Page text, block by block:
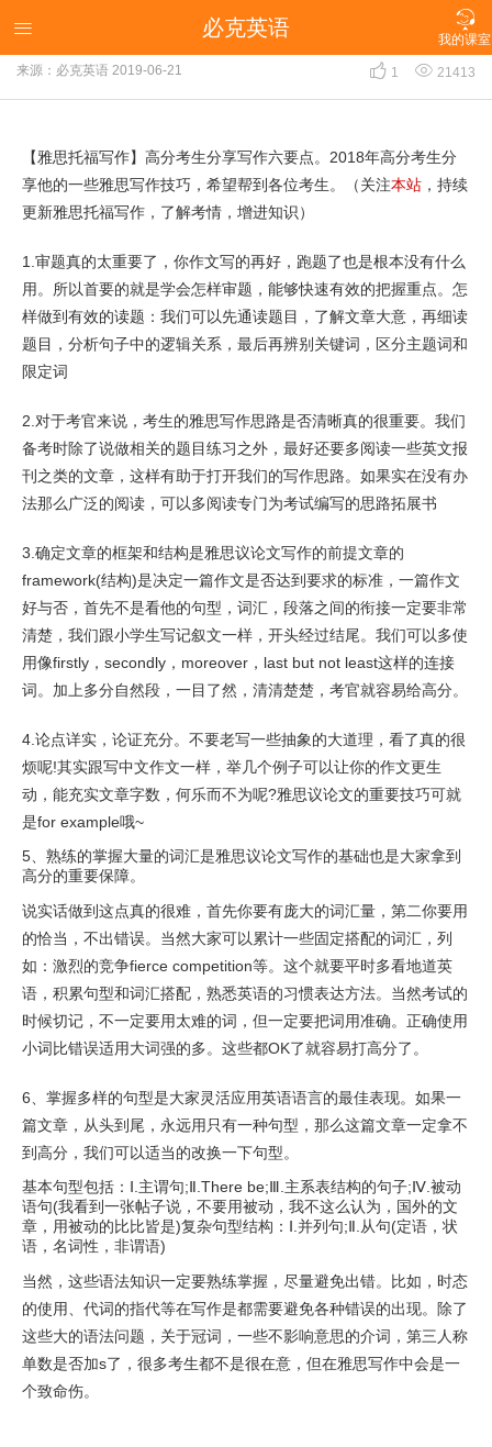

我的课室
 必克英语
【雅思托福写作】高分考生分享写作六要点
来源：必克英语 2019-06-21  1  21413
【雅思托福写作】高分考生分享写作六要点。2018年高分考生分
享他的一些雅思写作技巧，希望帮到各位考生。（关注本站 ，持续
更新雅思托福写作，了解考情，增进知识）
1.审题真的太重要了，你作文写的再好，跑题了也是根本没有什么
用。所以首要的就是学会怎样审题，能够快速有效的把握重点。怎
样做到有效的读题：我们可以先通读题目，了解文章大意，再细读
题目，分析句子中的逻辑关系，最后再辨别关键词，区分主题词和
限定词
2.对于考官来说，考生的雅思写作思路是否清晰真的很重要。我们
备考时除了说做相关的题目练习之外，最好还要多阅读一些英文报
刊之类的文章，这样有助于打开我们的写作思路。如果实在没有办
法那么广泛的阅读，可以多阅读专门为考试编写的思路拓展书
3.确定文章的框架和结构是雅思议论文写作的前提文章的
framework(结构)是决定一篇作文是否达到要求的标准，一篇作文
好与否，首先不是看他的句型，词汇，段落之间的衔接一定要非常
清楚，我们跟小学生写记叙文一样，开头经过结尾。我们可以多使
用像firstly，secondly，moreover，last but not least这样的连接
词。加上多分自然段，一目了然，清清楚楚，考官就容易给高分。
4.论点详实，论证充分。不要老写一些抽象的大道理，看了真的很
烦呢!其实跟写中文作文一样，举几个例子可以让你的作文更生
动，能充实文章字数，何乐而不为呢?雅思议论文的重要技巧可就
是for example哦~
5、熟练的掌握大量的词汇是雅思议论文写作的基础也是大家拿到
高分的重要保障。
说实话做到这点真的很难，首先你要有庞大的词汇量，第二你要用
的恰当，不出错误。当然大家可以累计一些固定搭配的词汇，列
如：激烈的竞争fierce competition等。这个就要平时多看地道英
语，积累句型和词汇搭配，熟悉英语的习惯表达方法。当然考试的
时候切记，不一定要用太难的词，但一定要把词用准确。正确使用
小词比错误适用大词强的多。这些都OK了就容易打高分了。
6、掌握多样的句型是大家灵活应用英语语言的最佳表现。如果一
篇文章，从头到尾，永远用只有一种句型，那么这篇文章一定拿不
到高分，我们可以适当的改换一下句型。
基本句型包括：Ⅰ.主谓句;Ⅱ.There be;Ⅲ.主系表结构的句子;Ⅳ.被动
语句(我看到一张帖子说，不要用被动，我不这么认为，国外的文
章，用被动的比比皆是)复杂句型结构：Ⅰ.并列句;Ⅱ.从句(定语，状
语，名词性，非谓语)
当然，这些语法知识一定要熟练掌握，尽量避免出错。比如，时态
的使用、代词的指代等在写作是都需要避免各种错误的出现。除了
这些大的语法问题，关于冠词，一些不影响意思的介词，第三人称
单数是否加s了，很多考生都不是很在意，但在雅思写作中会是一
个致命伤。